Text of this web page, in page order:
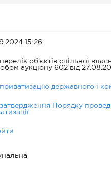
15:26
об’єктів спільної
аукціону 602 від
державного і
Порядку